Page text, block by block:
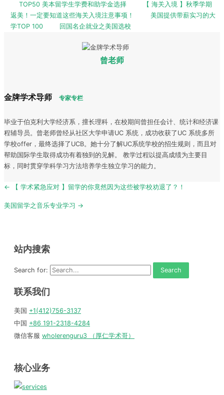
TOP50 美本留学生学费和助学金选择
【 海关入境 】秋季学期
返美！一定要知道这些海关入境注意事项！
美国提供带薪实习的大
学TOP 100
回国名企就业之美国选校
曾老师
金牌学术导师 专家专栏
毕业于伯克利大学经济系，擅长理科，在校期间曾担任会计、统计和经济课
程辅导员。曾老师曾经从社区大学申请UC 系统，成功收获了UC 系统多所
学校offer，最终选择了UCB。她十分了解UC系统学校的招生规则，而且对
帮助国际学生取得成功有着独到的见解。 教学过程以提高成绩为主要目
标，同时贯穿学科学习方法培养学生独立学习的能力。
Post
← 【 学术紧急应对 】留学的你竟然因为这些被学校劝退了？！
美国留学之音乐专业学习 →
站内搜索
Search for:
联系我们
美国 +1(412)756-3137
中国 +86 191-2318-4284
微信客服 wholerenguru3 （厚仁学术哥）
核心业务